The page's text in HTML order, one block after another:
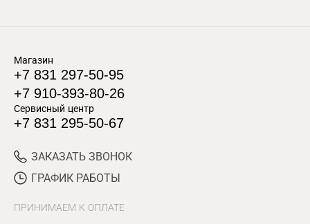
Магазин
+7 831 297-50-95
+7 910-393-80-26
Сервисный центр
+7 831 295-50-67
ЗАКАЗАТЬ ЗВОНОК
ГРАФИК РАБОТЫ
ПРИНИМАЕМ К ОПЛАТЕ